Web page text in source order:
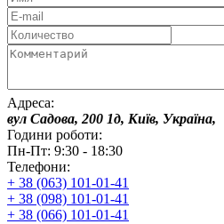
Адреса:
вул Садова, 200 1д, Київ, Україна,
Години роботи:
Пн-Пт: 9:30 - 18:30
Телефони:
+ 38 (063) 101-01-41
+ 38 (098) 101-01-41
+ 38 (066) 101-01-41